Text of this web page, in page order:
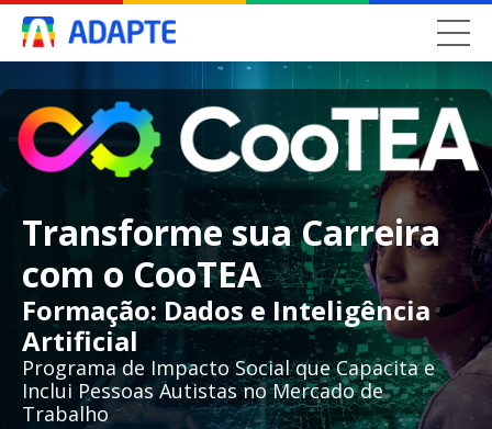
Transforme sua Carreira
com o CooTEA
Formação: Dados e Inteligência
Artificial
Programa de Impacto Social que Capacita e
Inclui Pessoas Autistas no Mercado de
Trabalho